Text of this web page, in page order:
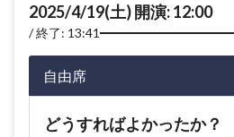
2025/4/19(土) 開演: 12:00
終了: 13:41
自由席
どうすればよかったか